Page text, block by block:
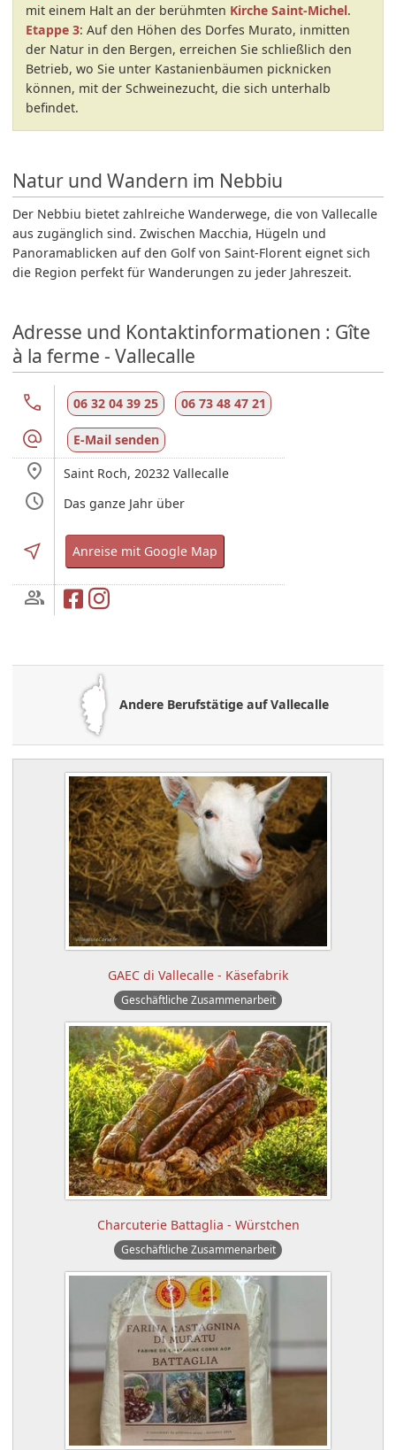
mit einem Halt an der berühmten Kirche Saint-Michel.
Etappe 3: Auf den Höhen des Dorfes Murato, inmitten
der Natur in den Bergen, erreichen Sie schließlich den
Betrieb, wo Sie unter Kastanienbäumen picknicken
können, mit der Schweinezucht, die sich unterhalb
befindet.
Natur und Wandern im Nebbiu
Der Nebbiu bietet zahlreiche Wanderwege, die von Vallecalle
aus zugänglich sind. Zwischen Macchia, Hügeln und
Panoramablicken auf den Golf von Saint-Florent eignet sich
die Region perfekt für Wanderungen zu jeder Jahreszeit.
Adresse und Kontaktinformationen : Gîte
à la ferme - Vallecalle
06 32 04 39 25 06 73 48 47 21
E-Mail senden
Saint Roch,20232 Vallecalle
Das ganze Jahr über
Anreise mit Google Map
Andere Berufstätige auf Vallecalle
GAEC di Vallecalle - Käsefabrik
Geschäftliche Zusammenarbeit
Charcuterie Battaglia - Würstchen
Geschäftliche Zusammenarbeit